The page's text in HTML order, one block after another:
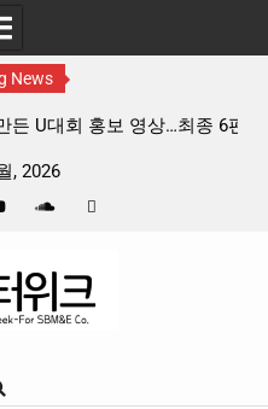
News
보 영상…최종 6편 선정
, 2026
Google